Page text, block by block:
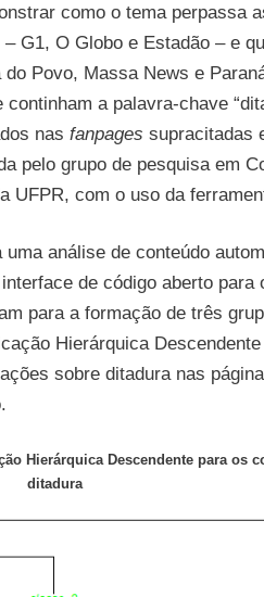
como o tema perpassa
G1, O Globo e Estadão – e
Povo, Massa News e
a palavra-chave
nas fanpages supracitadas
pelo grupo de pesquisa em
UFPR, com o uso da
análise de conteúdo
de código aberto para
para a formação de três
Hierárquica Descendente
sobre ditadura nas
Hierárquica Descendente para os
ditadura